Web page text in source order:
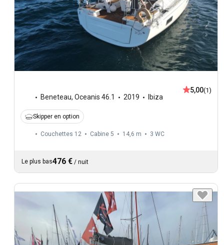
Beneteau, Oceanis 46.1 2019 Ibiza
5,00(1)
Skipper en option
Couchettes 12 Cabine 5 14,6 m 3 WC
Le plus bas476 € / nuit